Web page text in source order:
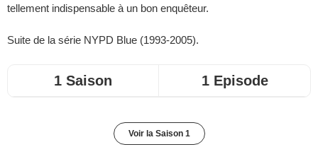
tellement indispensable à un bon enquêteur.
Suite de la série NYPD Blue (1993-2005).
1 Saison 1 Episode
Voir la Saison 1